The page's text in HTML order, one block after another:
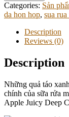
Categories: Sản
da hon hop, sua
Description
Reviews (0)
Description
Những quả táo
chính của sữa rửa
Apple Juicy Deep